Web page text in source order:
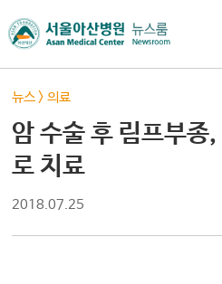
뉴스 >의료
암 수술 후 림프부종
로 치료
2018.07.25